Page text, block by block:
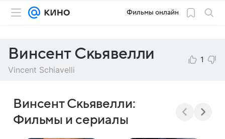
Фильмы онлайн
Винсент Скьявелли
Vincent Schiavelli
1
Винсент Скьявелли:
Фильмы и сериалы